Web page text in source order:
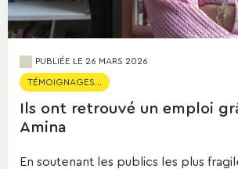
PUBLIÉE LE 26 MARS 2026
TÉMOIGNAGES...
Ils ont retrouvé un emploi
Amina
En soutenant les publics les plus